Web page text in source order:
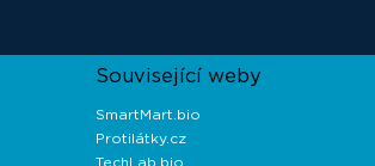
Související weby
SmartMart.bio
Protilátky.cz
TechLab.bio